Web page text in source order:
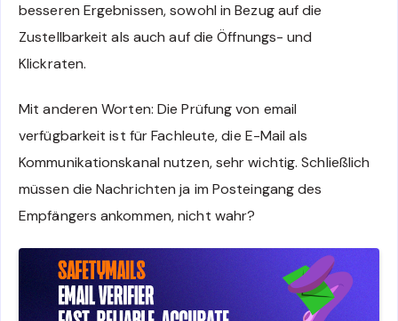
besseren Ergebnissen, sowohl in Bezug auf die
Zustellbarkeit als auch auf die Öffnungs- und
Klickraten.
Mit anderen Worten: Die Prüfung von email
verfügbarkeit ist für Fachleute, die E-Mail als
Kommunikationskanal nutzen, sehr wichtig. Schließlich
müssen die Nachrichten ja im Posteingang des
Empfängers ankommen, nicht wahr?